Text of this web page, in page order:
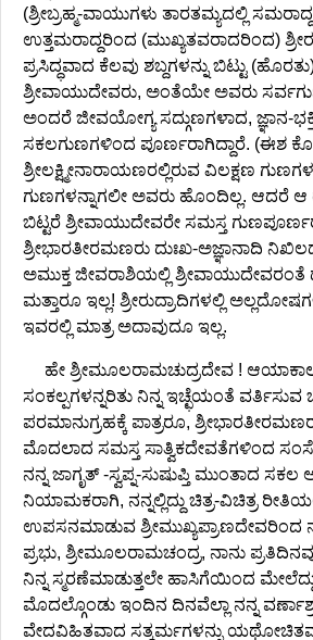
(ಶ್ರೀಬ್ರಹ್ಮ-ವಾಯುಗಳು ತಾರತಮ್ಯದಲ್ಲಿ
ಉತ್ತಮರಾದ್ದರಿಂದ (ಮುಖ್ಯತವರಾದರಿಂದ)
ಪ್ರಸಿದ್ಧವಾದ ಕೆಲವು ಶಬ್ದಗಳನ್ನು ಬಿಟ್ಟು
ಶ್ರೀವಾಯುದೇವರು, ಅಂತೆಯೇ ಅವರು
ಅಂದರೆ ಜೀವಯೋಗ್ಯ ಸದ್ಗುಣಗಳಾದ, ಜ್ಞಾನ-
ಸಕಲಗುಣಗಳಿಂದ ಪೂರ್ಣರಾಗಿದ್ದಾರೆ. (ಈಶ
ಶ್ರೀಲಕ್ಷ್ಮೀನಾರಾಯಣರಲ್ಲಿರುವ ವಿಲಕ್ಷಣ
ಗುಣಗಳನ್ನಾಗಲೀ ಅವರು ಹೊಂದಿಲ್ಲ. ಆದರೆ
ಬಿಟ್ಟರೆ ಶ್ರೀವಾಯುದೇವರೇ ಸಮಸ್ತ
ಶ್ರೀಭಾರತೀರಮಣರು ದುಃಖ-ಅಜ್ಞಾನಾದಿ
ಅಮುಕ್ತ ಜೀವರಾಶಿಯಲ್ಲಿ
ಮತ್ತಾರೂ ಇಲ್ಲ! ಶ್ರೀರುದ್ರಾದಿಗಳಲ್ಲಿ
ಇವರಲ್ಲಿ ಮಾತ್ರ ಅದಾವುದೂ ಇಲ್ಲ.
ಹೇ ಶ್ರೀಮೂಲರಾಮಚುದ್ರದೇವ !
ಸಂಕಲ್ಪಗಳನ್ನರಿತು ನಿನ್ನ ಇಚ್ಛೆಯಂತೆ ವರ್ತಿಸುವ
ಪರಮಾನುಗ್ರಹಕ್ಕೆ ಪಾತ್ರರೂ,
ಮೊದಲಾದ ಸಮಸ್ತ ಸಾತ್ವಿಕದೇವತೆಗಳಿಂದ
ನನ್ನ ಜಾಗೃತ್ -ಸ್ವಪ್ನ-ಸುಷುಪ್ತಿ ಮುಂತಾದ ಸಕಲ
ನಿಯಾಮಕರಾಗಿ, ನನ್ನಲ್ಲಿದ್ದು ಚಿತ್ರ-ವಿಚಿತ್ರ
ಉಪಸನಮಾಡುವ ಶ್ರೀಮುಖ್ಯಪ್ರಾಣದೇವರಿಂದ
ಪ್ರಭು, ಶ್ರೀಮೂಲರಾಮಚಂದ್ರ, ನಾನು
ನಿನ್ನ ಸ್ಮರಣೆಮಾಡುತ್ತಲೇ ಹಾಸಿಗೆಯಿಂದ
ಮೊದಲ್ಗೊಂಡು ಇಂದಿನ ದಿನವೆಲ್ಲಾ ನನ್ನ
ವೇದವಿಹಿತವಾದ ಸತ್ಕರ್ಮಗಳನ್ನು